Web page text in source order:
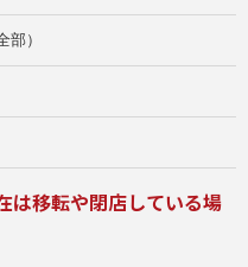
部）
は移転や閉店している場